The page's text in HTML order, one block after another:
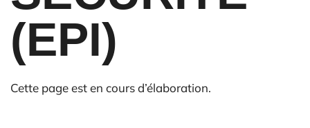
(EPI)
Cette page est en cours d’élaboration.